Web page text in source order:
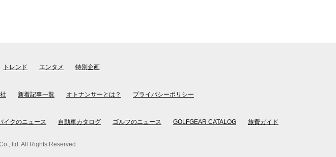
トレンド エンタメ 特別企画
新着記事一覧 オトナンサーとは？ プライバシーポリシー
イクのニュース 自動車カタログ ゴルフのニュース GOLFGEAR CATALOG 旅費ガイド
ltd. All Rights Reserved.